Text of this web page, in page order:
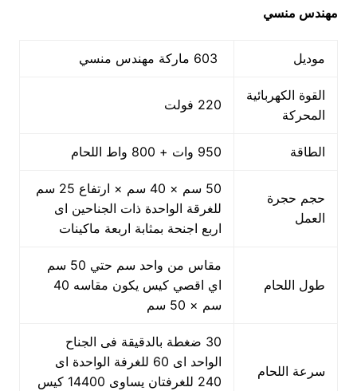
مهندس منسي
موديل
القوة الكهربائية
المحركة
220 فولت
الطاقة 950 وات + 800 واط اللحام
حجم حجرة
العمل
50 سم × 40 سم × ارتفاع 25 سم
للغرقة الواحدة ذات الجناحين اى
اربع اجنحة بمثابة اربعة ماكينات
طول اللحام
مقاس من واحد سم حتي 50 سم
اي اقصي كيس يكون مقاسه 40
سم × 50 سم
سرعة اللحام
30 ضغطة بالدقيقة فى الجناح
الواحد اى 60 للغرفة الواحدة اى
240 للغرفتان يساوى 14400 كيس